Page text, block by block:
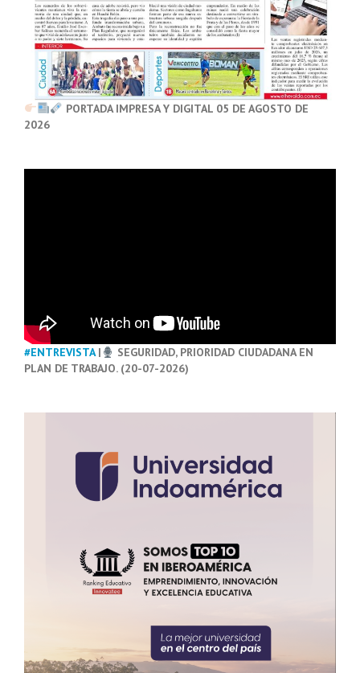
PORTADA IMPRESA Y DIGITAL 05 DE AGOSTO DE
2026
#ENTREVISTA|
SEGURIDAD, PRIORIDAD CIUDADANA EN
PLAN DE TRABAJO. (20-07-2026)